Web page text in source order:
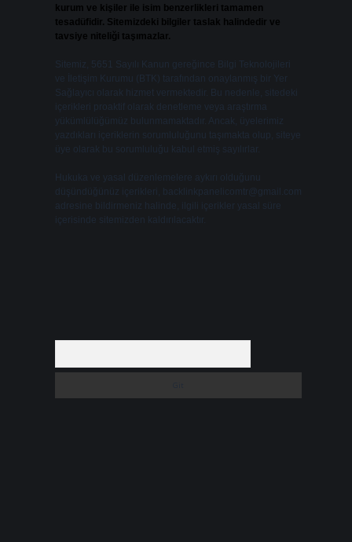
kurum ve kişiler ile isim benzerlikleri tamamen
tesadüfidir. Sitemizdeki bilgiler taslak halindedir ve
tavsiye niteliği taşımazlar.
Sitemiz, 5651 Sayılı Kanun gereğince Bilgi Teknolojileri
ve İletişim Kurumu (BTK) tarafından onaylanmış bir Yer
Sağlayıcı olarak hizmet vermektedir. Bu nedenle, sitedeki
içerikleri proaktif olarak denetleme veya araştırma
yükümlülüğümüz bulunmamaktadır. Ancak, üyelerimiz
yazdıkları içeriklerin sorumluluğunu taşımakta olup, siteye
üye olarak bu sorumluluğu kabul etmiş sayılırlar.
Hukuka ve yasal düzenlemelere aykırı olduğunu
düşündüğünüz içerikleri,
backlinkpanelicomtr@gmail.com
adresine bildirmeniz halinde, ilgili içerikler yasal süre
içerisinde sitemizden kaldırılacaktır.